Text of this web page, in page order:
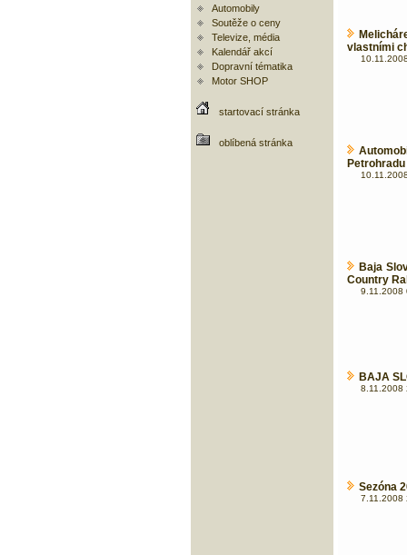
Automobily
Soutěže o ceny
Televize, média
Kalendář akcí
Dopravní tématika
Motor SHOP
startovací stránka
oblíbená stránka
vlastními
Petrohradu
Baja
Country
9.11.2008
BAJA
8.11.2008
Sezóna
7.11.2008